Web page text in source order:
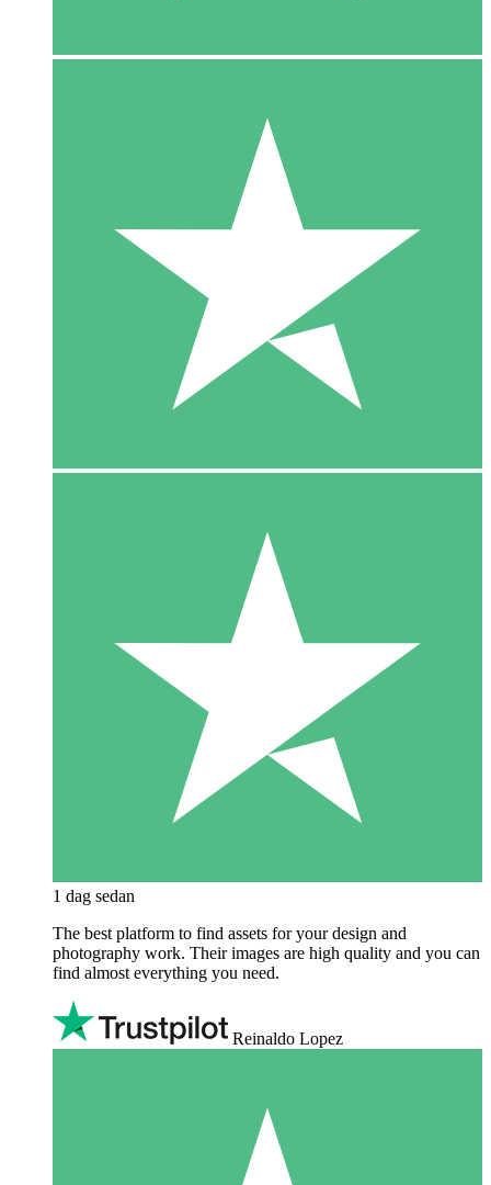
1 dag sedan
The best platform to find assets for your design and
photography work. Their images are high quality and you can
find almost everything you need.
Reinaldo Lopez